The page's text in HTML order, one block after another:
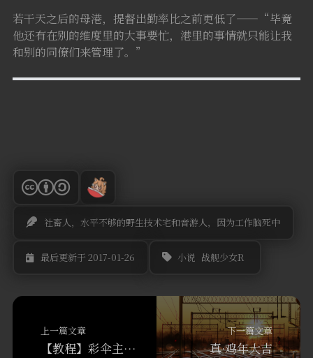
若干天之后的母港，提督出勤率比之前更低了——“毕竟
他还有在别的维度里的大事要忙，港里的事情就只能让我
和别的同僚们来管理了。”
社畜人，水平不够的野生技术宅和音游人，因为工作脑死中
最后更新于 2017-01-26 小说 战舰少女R
上一篇文章
【教程】彩伞主机（或者说cPanel主机）的恢复备份办法
下一篇文章
真·鸡年大吉